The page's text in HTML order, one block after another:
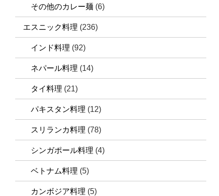
その他のカレー麺 (6)
エスニック料理 (236)
インド料理 (92)
ネパール料理 (14)
タイ料理 (21)
パキスタン料理 (12)
スリランカ料理 (78)
シンガポール料理 (4)
ベトナム料理 (5)
カンボジア料理 (5)